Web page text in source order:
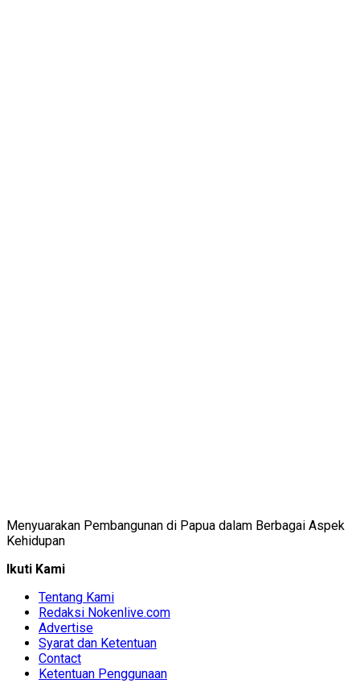
Menyuarakan Pembangunan di Papua dalam Berbagai Aspek
Kehidupan
Ikuti Kami
Tentang Kami
Redaksi Nokenlive.com
Advertise
Syarat dan Ketentuan
Contact
Ketentuan Penggunaan